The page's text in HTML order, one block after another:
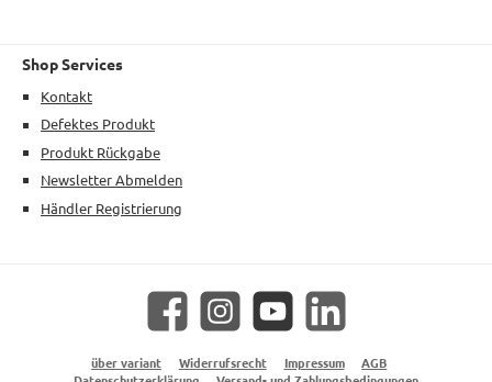
Shop Services
Kontakt
Defektes Produkt
Produkt Rückgabe
Newsletter Abmelden
Händler Registrierung
Facebook Instagram YouTube LinkedIn
über variant Widerrufsrecht Impressum
AGB